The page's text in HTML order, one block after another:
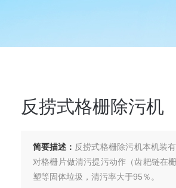
反捞式格栅除污机
简要描述： 反捞式格栅除污机本机装
对格栅片做清污提污动作（齿耙链在
塑等固体垃圾，清污率大于95％。